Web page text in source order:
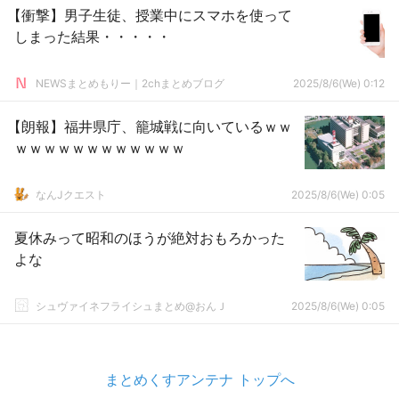
【衝撃】男子生徒、授業中にスマホを使って
しまった結果・・・・・
NEWSまとめもりー｜2chまとめブログ 2025/8/6(We) 0:12
【朗報】福井県庁、籠城戦に向いているｗｗ
ｗｗｗｗｗｗｗｗｗｗｗｗ
なんJクエスト 2025/8/6(We) 0:05
夏休みって昭和のほうが絶対おもろかった
よな
シュヴァイネフライシュまとめ@おんＪ 2025/8/6(We) 0:05
まとめくすアンテナ トップへ